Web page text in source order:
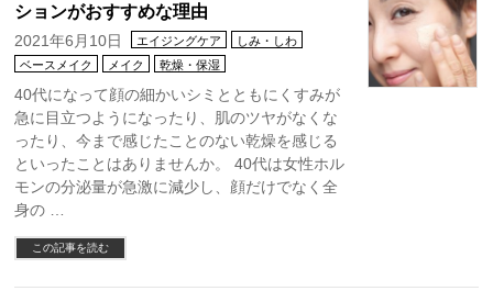
ションがおすすめな理由
2021年6月10日 エイジングケア
しみ・しわ
ベースメイク
メイク 乾燥・保湿
40代になって顔の細かいシミとともにくすみが
急に目立つようになったり、肌のツヤがなくな
ったり、今まで感じたことのない乾燥を感じる
といったことはありませんか。 40代は女性ホル
モンの分泌量が急激に減少し、顔だけでなく全
身の …
この記事を読む